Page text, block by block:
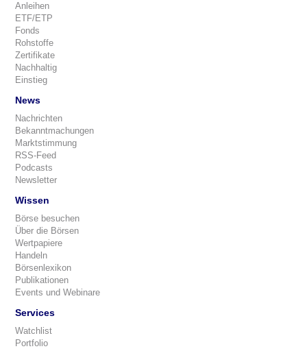
Anleihen
ETF/ETP
Fonds
Rohstoffe
Zertifikate
Nachhaltig
Einstieg
News
Nachrichten
Bekanntmachungen
Marktstimmung
RSS-Feed
Podcasts
Newsletter
Wissen
Börse besuchen
Über die Börsen
Wertpapiere
Handeln
Börsenlexikon
Publikationen
Events und Webinare
Services
Watchlist
Portfolio